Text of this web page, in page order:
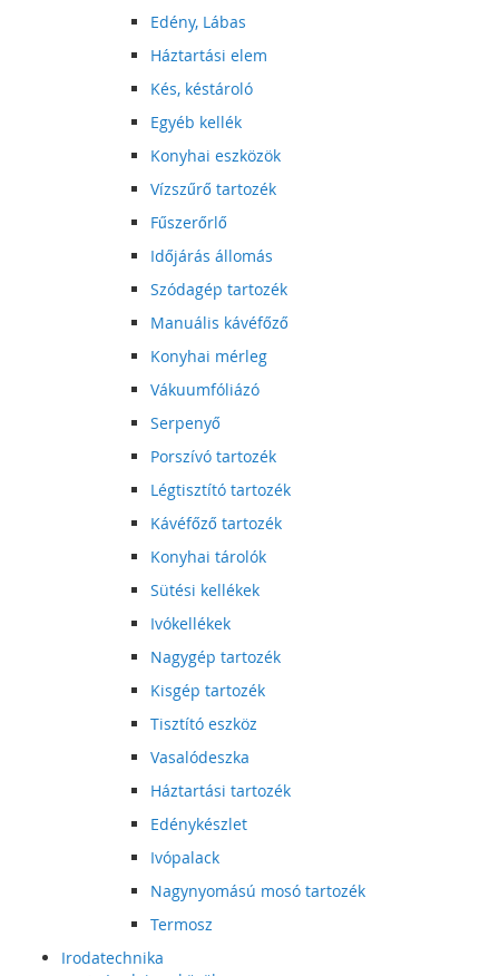
Edény, Lábas
Háztartási elem
Kés, késtároló
Egyéb kellék
Konyhai eszközök
Vízszűrő tartozék
Fűszerőrlő
Időjárás állomás
Szódagép tartozék
Manuális kávéfőző
Konyhai mérleg
Vákuumfóliázó
Serpenyő
Porszívó tartozék
Légtisztító tartozék
Kávéfőző tartozék
Konyhai tárolók
Sütési kellékek
Ivókellékek
Nagygép tartozék
Kisgép tartozék
Tisztító eszköz
Vasalódeszka
Háztartási tartozék
Edénykészlet
Ivópalack
Nagynyomású mosó tartozék
Termosz
Irodatechnika